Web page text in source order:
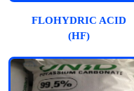
FLOHYDRIC ACID
(HF)